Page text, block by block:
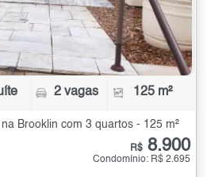
2 vagas 125 m²
Brooklin com 3 quartos - 125 m²
R$ 8.900
Condomínio: R$ 2.695